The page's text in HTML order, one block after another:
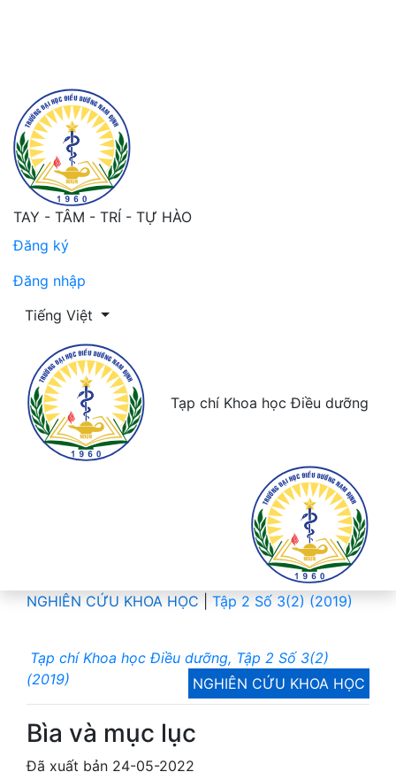
TAY - TÂM - TRÍ - TỰ HÀO
Đăng ký
Đăng nhập
Thay đổi ngôn ngữ. Ngôn ngữ hiện tại là:
Tiếng Việt
Tạp chí Khoa học Điều dưỡng
NGHIÊN CỨU KHOA HỌC Tập 2 Số 3(2) (2019)
Tạp chí Khoa học Điều dưỡng, Tập 2 Số 3(2)
(2019)
NGHIÊN CỨU KHOA HỌC
Bìa và mục lục
Đã xuất bản 24-05-2022